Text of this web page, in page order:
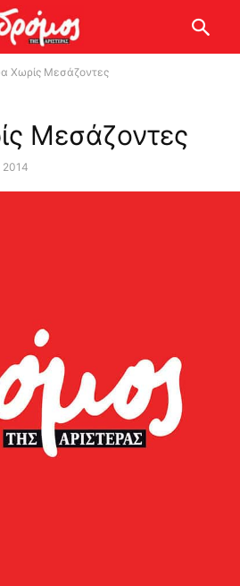
Χωρίς Μεσάζοντες
Μεσάζοντες
2014